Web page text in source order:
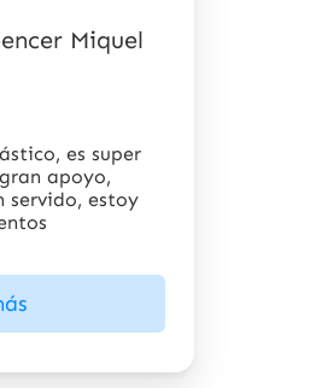
Miquel
es super
apoyo,
servido, estoy